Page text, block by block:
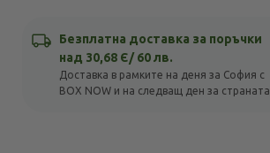
Безплатна доставка за поръчки
над 30,68 Є/ 60 лв.
Доставка в рамките на деня за София с
BOX NOW и на следващ ден за страната